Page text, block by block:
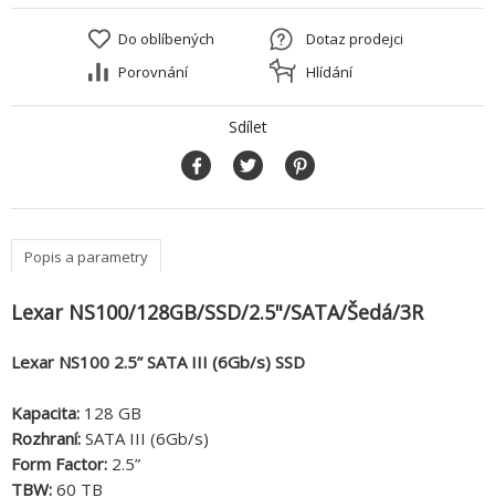
Do oblíbených
Porovnání
Dotaz prodejci
Hlídání
Sdílet
Popis a parametry
Lexar NS100/128GB/SSD/2.5"/SATA/Šedá/3R
Lexar NS100 2.5” SATA III (6Gb/s) SSD
Kapacita: 128 GB
Rozhraní: SATA III (6Gb/s)
Form Factor: 2.5”
TBW: 60 TB